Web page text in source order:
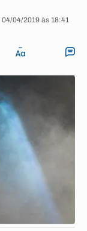
04/2019 às 18:41